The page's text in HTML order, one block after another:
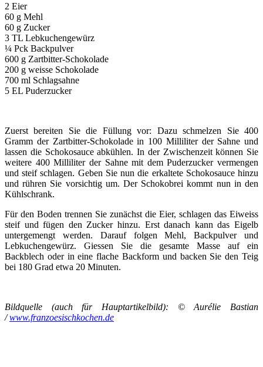
2 Eier
60 g Mehl
60 g Zucker
3 TL Lebkuchengewürz
¼ Pck Backpulver
600 g Zartbitter-Schokolade
200 g weisse Schokolade
700 ml Schlagsahne
5 EL Puderzucker
Zuerst bereiten Sie die Füllung vor: Dazu schmelzen Sie 400
Gramm der Zartbitter-Schokolade in 100 Milliliter der Sahne und
lassen die Schokosauce abkühlen. In der Zwischenzeit können Sie
weitere 400 Milliliter der Sahne mit dem Puderzucker vermengen
und steif schlagen. Geben Sie nun die erkaltete Schokosauce hinzu
und rühren Sie vorsichtig um. Der Schokobrei kommt nun in den
Kühlschrank.
Für den Boden trennen Sie zunächst die Eier, schlagen das Eiweiss
steif und fügen den Zucker hinzu. Erst danach kann das Eigelb
untergemengt werden. Darauf folgen Mehl, Backpulver und
Lebkuchengewürz. Giessen Sie die gesamte Masse auf ein
Backblech oder in eine flache Backform und backen Sie den Teig
bei 180 Grad etwa 20 Minuten.
Bildquelle (auch für Hauptartikelbild): © Aurélie Bastian
/www.franzoesischkochen.de